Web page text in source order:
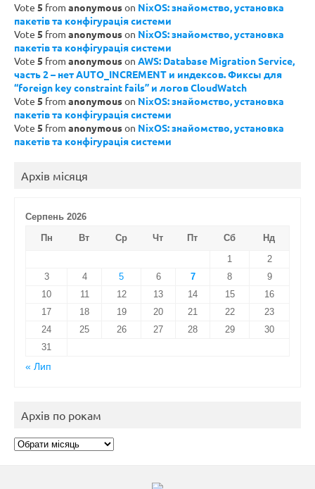
Vote 5 from anonymouson NixOS: знайомство, установка
пакетів та конфігурація системи
Vote 5 from anonymouson NixOS: знайомство, установка
пакетів та конфігурація системи
Vote 5 from anonymouson AWS: Database Migration Service,
часть 2 – нет AUTO_INCREMENT и индексов. Фиксы для
“foreign key constraint fails” и логов CloudWatch
Vote 5 from anonymouson NixOS: знайомство, установка
пакетів та конфігурація системи
Vote 5 from anonymouson NixOS: знайомство, установка
пакетів та конфігурація системи
Архів місяця
Серпень 2026
Пн
Вт Ср Чт Пт Сб
Нд
1
2
3
4 5 6 7 8
9
10
11 12 13 14 15
16
17
18 19 20 21 22
23
24
25 26 27 28 29
30
31
« Лип
Архів по рокам
Архів